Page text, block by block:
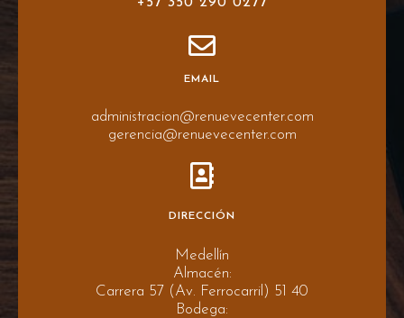
EMAIL
administracion@renuevecenter.com
gerencia@renuevecenter.com
DIRECCIÓN
Medellín
Almacén:
Carrera 57 (Av. Ferrocarril) 51 40
Bodega: